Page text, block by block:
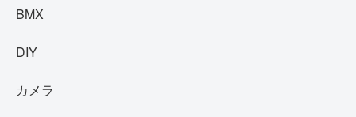
BMX
DIY
カメラ